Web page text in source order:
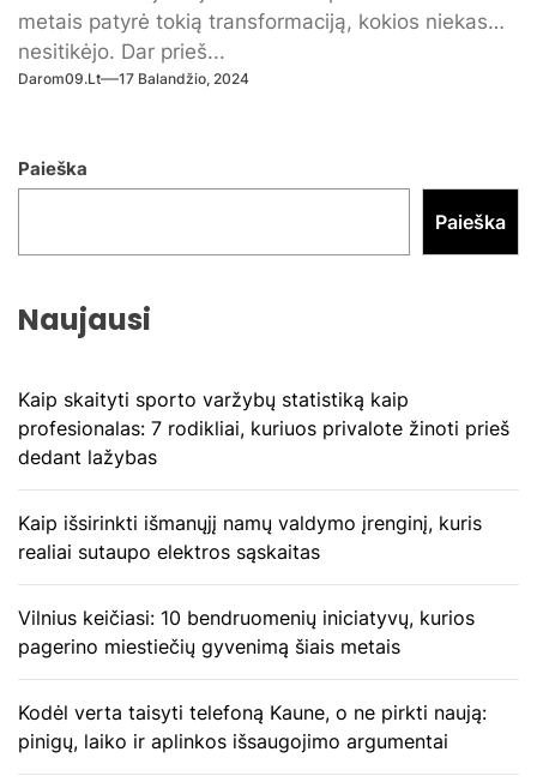
metais patyrė tokią transformaciją, kokios niekas
nesitikėjo. Dar prieš...
Darom09.lt 17 Balandžio, 2024
Paieška
Paieška
Naujausi
Kaip skaityti sporto varžybų statistiką kaip
profesionalas: 7 rodikliai, kuriuos privalote žinoti prieš
dedant lažybas
Kaip išsirinkti išmanųjį namų valdymo įrenginį, kuris
realiai sutaupo elektros sąskaitas
Vilnius keičiasi: 10 bendruomenių iniciatyvų, kurios
pagerino miestiečių gyvenimą šiais metais
Kodėl verta taisyti telefoną Kaune, o ne pirkti naują:
pinigų, laiko ir aplinkos išsaugojimo argumentai